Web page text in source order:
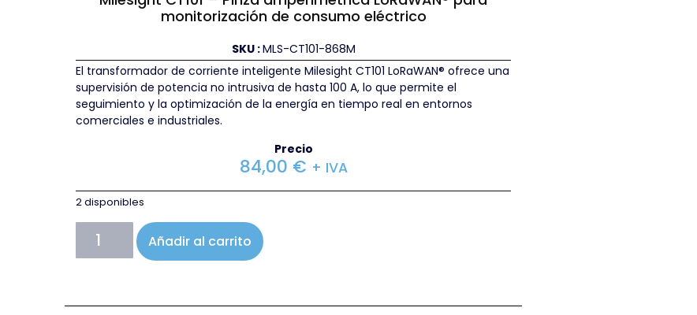
monitorización de consumo eléctrico
SKU :MLS-CT101-868M
El transformador de corriente inteligente Milesight CT101 LoRaWAN® ofrece una
supervisión de potencia no intrusiva de hasta 100 A, lo que permite el
seguimiento y la optimización de la energía en tiempo real en entornos
comerciales e industriales.
Precio
84,00 € + IVA
2 disponibles
Añadir al carrito